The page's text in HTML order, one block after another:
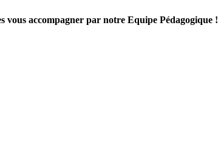
vous accompagner par notre Equipe Pédagogique !